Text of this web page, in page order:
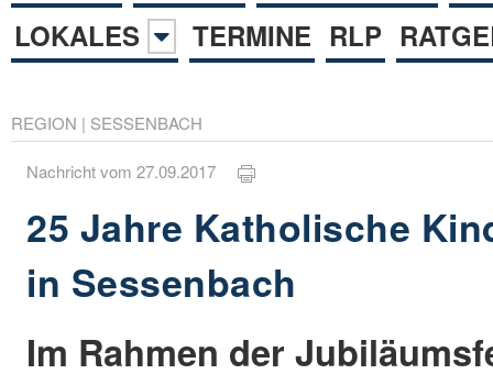
LOKALES
TERMINE RLP
REGION | SESSENBACH
Nachricht vom 27.09.2017
25 Jahre Katholische
in Sessenbach
Im Rahmen der